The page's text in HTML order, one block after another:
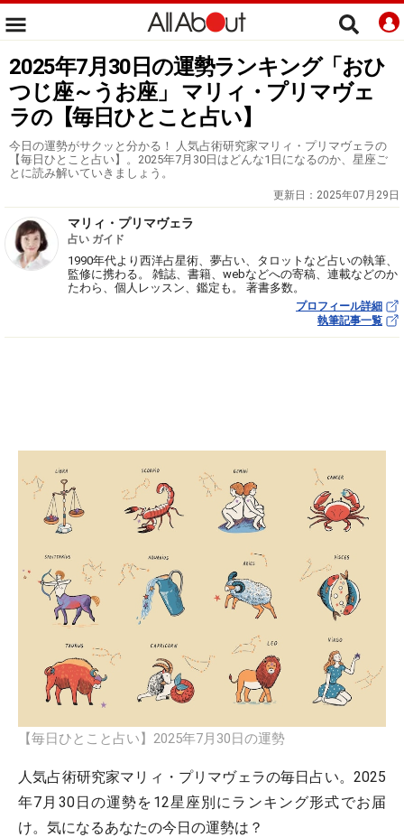
2025年7月30日の運勢ランキング「おひ
つじ座～うお座」 マリィ・プリマヴェ
ラの【毎日ひとこと占い】
今日の運勢がサクッと分かる！ 人気占術研究家マリィ・プリマヴェラの
【毎日ひとこと占い】。2025年7月30日はどんな1日になるのか、星座ご
とに読み解いていきましょう。
更新日： 2025年07月29日
マリィ・プリマヴェラ
占い ガイド
1990年代より西洋占星術、夢占い、タロットなど占いの執筆、
監修に携わる。 雑誌、書籍、webなどへの寄稿、連載などのか
たわら、個人レッスン、鑑定も。 著書多数。
プロフィール詳細
執筆記事一覧
【毎日ひとこと占い】2025年7月30日の運勢
人気占術研究家マリィ・プリマヴェラの毎日占い。2025
年7月30日の運勢を12星座別にランキング形式でお届
け。気になるあなたの今日の運勢は？